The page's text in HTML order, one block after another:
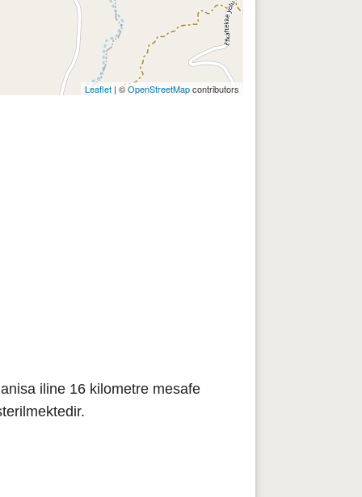
Leaflet | ©OpenStreetMapcontributors
iline 16 kilometre mesafe